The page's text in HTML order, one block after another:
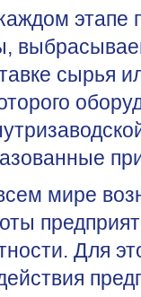
этапе
сырья
мире
Для